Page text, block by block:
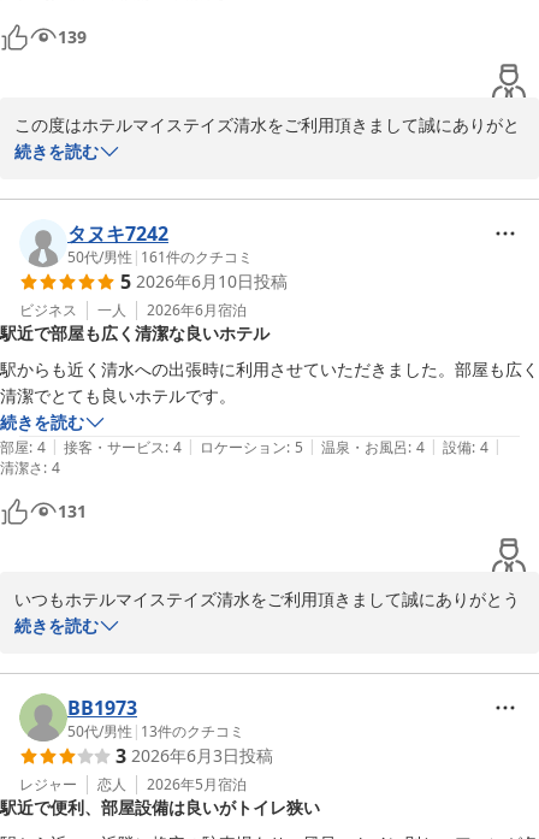
139
この度はホテルマイステイズ清水をご利用頂きまして誠にありがと
うございます。
せんでした。
早急に部屋の確認を行い、対処いたします。
この度お客様から頂いたご指摘を共有し、客室の点検および修繕に
努めてまいります。
また機会がございましたら、当ホテルをご利用いただけますと幸い
でございます。
ホテルマイステイズ清水　フロント
ホテルマイステイズ清水
2026-06-11
続きを読む
タヌキ7242
50代/男性 | 161件のクチコミ
5 2026年6月10日投稿
ビジネス 一人 2026年6月宿泊
駅近で部屋も広く清潔な良いホテル
駅からも近く清水への出張時に利用させていただきました。部屋も広く
清潔でとても良いホテルです。
続きを読む
部屋: 4 | 接客・サービス: 4 | ロケーション: 5 | 温泉・お風呂: 4 | 設備: 4 |
清潔さ: 4
131
いつもホテルマイステイズ清水をご利用頂きまして誠にありがとう
ございます。
すいかと存じます。また当館周辺には飲食店が多数ございます。
お部屋の広さ、清潔さに関しましてお褒めのお言葉を頂きありがと
うございます。大変嬉しく拝読させていただきました。
また清水にお越しの際には、ぜひ当館をご利用くださいませ。スタ
ッフ一同、心よりお待ち申し上げております。
続きを読む
BB1973
50代/男性 | 13件のクチコミ
3 2026年6月3日投稿
レジャー 恋人 2026年5月宿泊
駅近で便利、部屋設備は良いがトイレ狭い